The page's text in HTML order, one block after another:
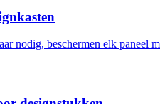
nodig, beschermen elk paneel